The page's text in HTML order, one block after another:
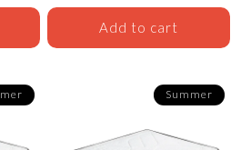
Add to cart
Summer